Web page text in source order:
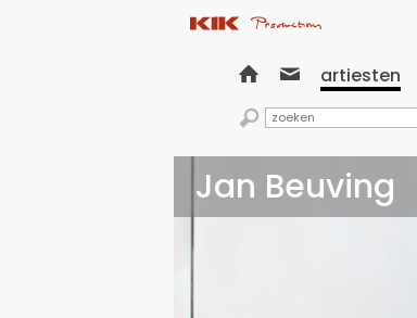
  artiesten

Jan Beuving